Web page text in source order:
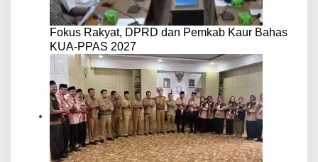
Fokus Rakyat, DPRD dan Pemkab Kaur Bahas
KUA-PPAS 2027